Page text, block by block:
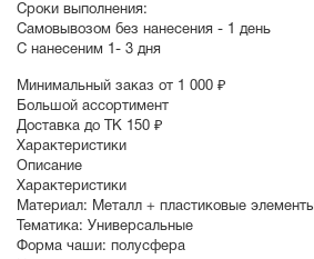
Сроки выполнения:
Самовывозом без нанесения -
1 день
С нанесеним
1- 3 дня
Минимальный заказ от 1 000 ₽
Большой ассортимент
Доставка до ТК 150 ₽
Характеристики
Описание
Характеристики
Материал: Металл + пластиковые элементы
Тематика: Универсальные
Форма чаши: полусфера